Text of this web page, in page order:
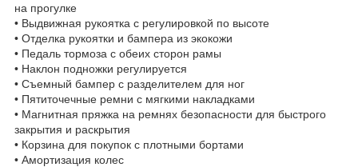
на прогулке
• Выдвижная рукоятка с регулировкой по высоте
• Отделка рукоятки и бампера из экокожи
• Педаль тормоза с обеих сторон рамы
• Наклон подножки регулируется
• Съемный бампер с разделителем для ног
• Пятиточечные ремни с мягкими накладками
• Магнитная пряжка на ремнях безопасности для быстрого
закрытия и раскрытия
• Корзина для покупок с плотными бортами
• Амортизация колес